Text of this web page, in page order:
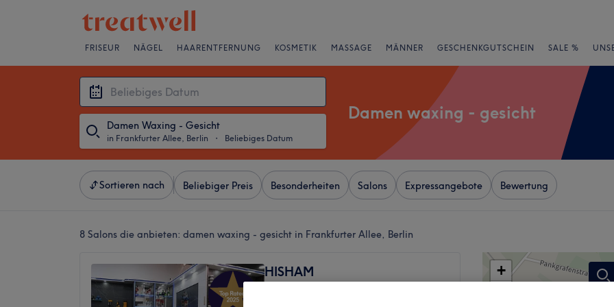
FRISEUR NÄGEL HAARENTFERNUNG KOSMETIK MASSAGE MÄNNER GESCHENKGUTSCHEIN SALE %
Damen Waxing - Gesicht
in Frankfurter Allee, Berlin ・ Beliebiges Datum
Damen waxing - gesicht
Sortieren nach Beliebiger Preis Besonderheiten Salons Expressangebote Bewertung
8 Salons die anbieten: damen waxing - gesicht in Frankfurter Allee, Berlin
HISHAM
+